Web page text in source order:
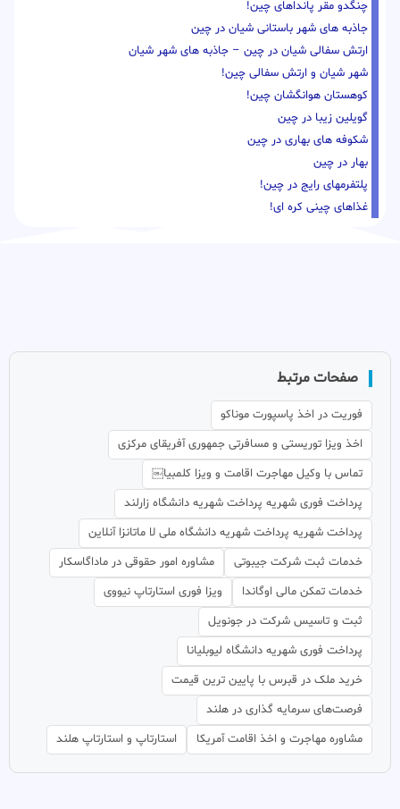
چنگدو مقر پانداهای چین!
جاذبه های شهر باستانی شیان در چین
ارتش سفالی شیان در چین – جاذبه های شهر شیان
شهر شیان و ارتش سفالی چین!
کوهستان هوانگشان چین!
گویلین زیبا در چین
شکوفه های بهاری در چین
بهار در چین
پلتفرمهای رایج در چین!
غذاهای چینی کره ای!
صفحات مرتبط
فوریت در اخذ پاسپورت موناکو
اخذ ویزا توریستی و مسافرتی جمهوری آفریقای مرکزی
تماس با وکیل مهاجرت اقامت و ویزا کلمبیا￼
پرداخت فوری شهریه پرداخت شهریه دانشگاه زارلند
پرداخت شهریه پرداخت شهریه دانشگاه ملی لا ماتانزا آنلاین
خدمات ثبت شرکت جیبوتی
مشاوره امور حقوقی در ماداگاسکار
خدمات تمکن مالی اوگاندا
ویزا فوری استارتاپ نیووی
ثبت و تاسیس شرکت در جونویل
پرداخت فوری شهریه دانشگاه لیوبلیانا
خرید ملک در قبرس با پایین ترین قیمت
فرصت‌های سرمایه گذاری در هلند
مشاوره مهاجرت و اخذ اقامت آمریکا
استارتاپ و استارتاپ هلند